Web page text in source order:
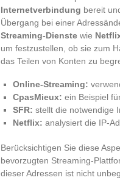
Internetverbindung bereit
Übergang bei einer
Streaming-Dienste wie
um festzustellen, ob sie zum
das Teilen von Konten zu
Online-Streaming:
CpasMieux: ein Beispiel
SFR: stellt die notwendige
Netflix: analysiert die IP-
Berücksichtigen Sie diese
bevorzugten Streaming-
dieser Adressen ist nicht